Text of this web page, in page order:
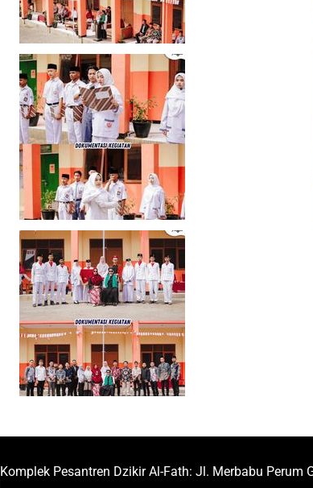
Komplek Pesantren Dzikir Al-Fath: Jl. Merbabu Perum